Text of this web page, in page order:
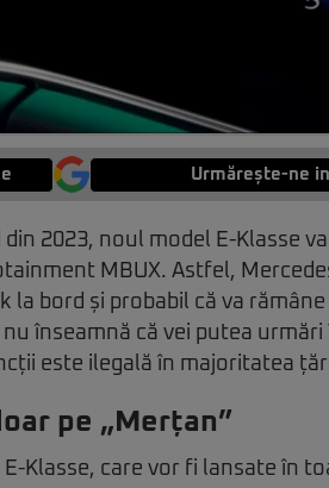
Urmărește-ne
2023, noul model E-Klasse
MBUX. Astfel,
la bord și probabil că va
înseamnă că vei putea urmări
este ilegală în majoritatea
pe „Merțan”
Klasse, care vor fi lansate în